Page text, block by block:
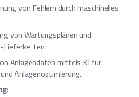
von Fehlern durch maschinelles
von Wartungsplänen und
Anlagendaten mittels KI für
Anlagenoptimierung.